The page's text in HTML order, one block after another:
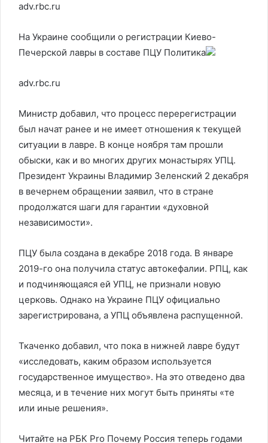
adv.rbc.ru
На Украине сообщили о регистрации Киево-
Печерской лавры в составе ПЦУ Политика
adv.rbc.ru
Министр добавил, что процесс перерегистрации
был начат ранее и не имеет отношения к текущей
ситуации в лавре. В конце ноября там прошли
обыски, как и во многих других монастырях УПЦ.
Президент Украины Владимир Зеленский 2 декабря
в вечернем обращении заявил, что в стране
продолжатся шаги для гарантии «духовной
независимости».
ПЦУ была создана в декабре 2018 года. В январе
2019-го она получила статус автокефалии. РПЦ, как
и подчиняющаяся ей УПЦ, не признали новую
церковь. Однако на Украине ПЦУ официально
зарегистрирована, а УПЦ объявлена распущенной.
Ткаченко добавил, что пока в нижней лавре будут
«исследовать, каким образом используется
государственное имущество». На это отведено два
месяца, и в течение них могут быть приняты «те
или иные решения».
Читайте на РБК Pro Почему Россия теперь годами